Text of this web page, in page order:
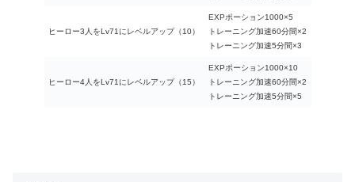
ヒーロー3人をLv71にレベルアップ（10）
EXPポーション1000×5
トレーニング加速60分間×2
トレーニング加速5分間×3
ヒーロー4人をLv71にレベルアップ（15）
EXPポーション1000×10
トレーニング加速60分間×2
トレーニング加速5分間×5